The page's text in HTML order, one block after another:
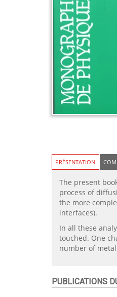
PRÉSENTATION
The present
process of
the more
interfaces).
In all these
touched. One
number of
PUBLICATIONS